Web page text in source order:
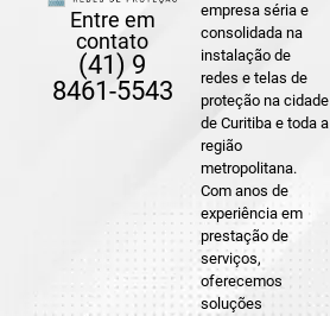
Entre em
contato
(41) 9
8461-5543
empresa séria e
consolidada na
instalação de
redes e telas de
proteção na cidade
de Curitiba e toda a
região
metropolitana.
Com anos de
experiência em
prestação de
serviços,
oferecemos
soluções